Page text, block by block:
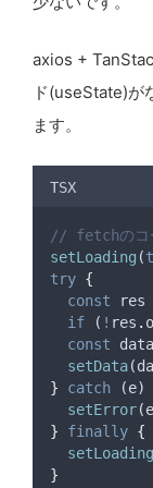
axios +
ド(useState)が
ます。
TSX
// fetchのコ
setLoading (
try {
const
res
if ( ! res .
const
data
setData(
}
catch (e)
setError(e
}
finally {
setLoading
}